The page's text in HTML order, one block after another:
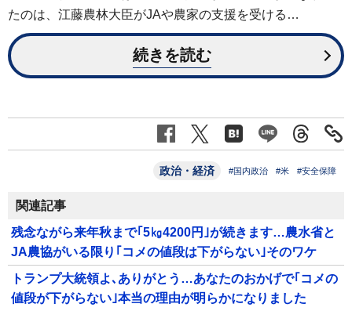
たのは、江藤農林大臣がJAや農家の支援を受ける…
続きを読む
政治・経済 #国内政治 #米 #安全保障
関連記事
残念ながら来年秋まで｢5㎏4200円｣が続きます…農水省と
JA農協がいる限り｢コメの値段は下がらない｣そのワケ
トランプ大統領よ､ありがとう…あなたのおかげで｢コメの
値段が下がらない｣本当の理由が明らかになりました